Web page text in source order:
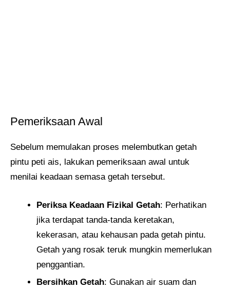
Pemeriksaan Awal
Sebelum memulakan proses melembutkan getah
pintu peti ais, lakukan pemeriksaan awal untuk
menilai keadaan semasa getah tersebut.
Periksa Keadaan Fizikal Getah: Perhatikan
jika terdapat tanda-tanda keretakan,
kekerasan, atau kehausan pada getah pintu.
Getah yang rosak teruk mungkin memerlukan
penggantian.
Bersihkan Getah: Gunakan air suam dan